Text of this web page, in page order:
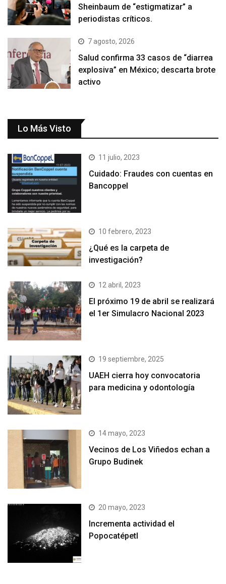
Sheinbaum de “estigmatizar” a
periodistas críticos.
7 agosto, 2026
Salud confirma 33 casos de “diarrea
explosiva” en México; descarta brote
activo
Lo Más Visto
11 julio, 2023
Cuidado: Fraudes con cuentas en
Bancoppel
10 febrero, 2023
¿Qué es la carpeta de
investigación?
12 abril, 2023
El próximo 19 de abril se realizará
el 1er Simulacro Nacional 2023
19 septiembre, 2025
UAEH cierra hoy convocatoria
para medicina y odontología
14 mayo, 2023
Vecinos de Los Viñedos echan a
Grupo Budinek
20 mayo, 2023
Incrementa actividad el
Popocatépetl